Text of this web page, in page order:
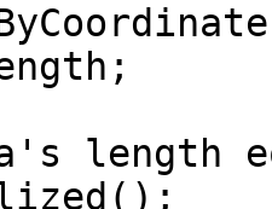
length